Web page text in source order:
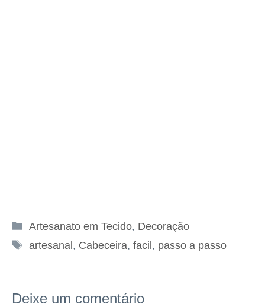
Categorias
Artesanato em Tecido, Decoração
Tags
artesanal, Cabeceira, facil, passo a passo
Deixe um comentário